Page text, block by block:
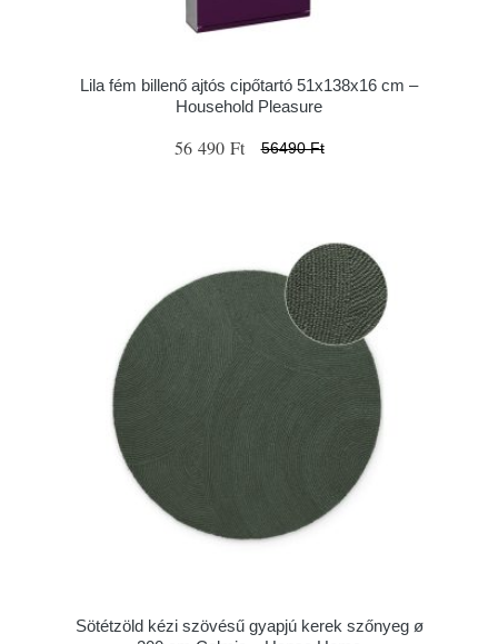
Lila fém billenő ajtós cipőtartó 51x138x16 cm –
Household Pleasure
56 490 Ft 56490 Ft
Sötétzöld kézi szövésű gyapjú kerek szőnyeg ø